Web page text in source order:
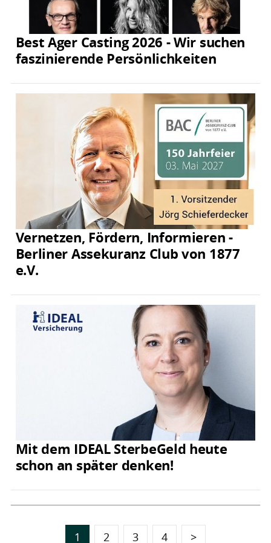
Best Ager Casting 2026 - Wir suchen
faszinierende Persönlichkeiten
Vernetzen, Fördern, Informieren -
Berliner Assekuranz Club von 1877
e.V.
Mit dem IDEAL SterbeGeld heute
schon an später denken!
1 2 3 4 >